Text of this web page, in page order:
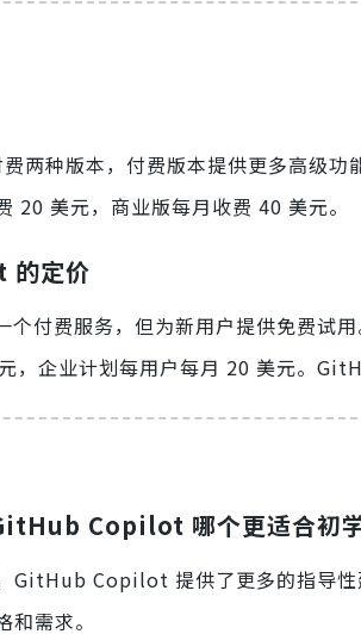
两种版本，付费版本提供更多高级
20 美元，商业版每月收费 40 美元。
定价
付费服务，但为新用户提供免费试
，企业计划每用户每月 20 美元。
Copilot 哪个更适合初学
GitHub Copilot 提供了更多的指导
需求。